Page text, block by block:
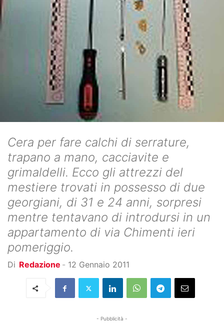
Cera per fare calchi di serrature,
trapano a mano, cacciavite e
grimaldelli. Ecco gli attrezzi del
mestiere trovati in possesso di due
georgiani, di 31 e 24 anni, sorpresi
mentre tentavano di introdursi in un
appartamento di via Chimenti ieri
pomeriggio.
Di Redazione - 12 Gennaio 2011
- Pubblicità -